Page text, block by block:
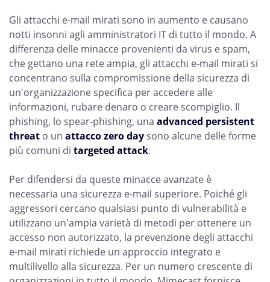
Gli attacchi e-mail mirati sono in aumento e causano
notti insonni agli amministratori IT di tutto il mondo. A
differenza delle minacce provenienti da virus e spam,
che gettano una rete ampia, gli attacchi e-mail mirati si
concentrano sulla compromissione della sicurezza di
un'organizzazione specifica per accedere alle
informazioni, rubare denaro o creare scompiglio. Il
phishing, lo spear-phishing, una advanced persistent
threat o un attacco zero daysono alcune delle forme
più comuni di targeted attack.
Per difendersi da queste minacce avanzate è
necessaria una sicurezza e-mail superiore. Poiché gli
aggressori cercano qualsiasi punto di vulnerabilità e
utilizzano un'ampia varietà di metodi per ottenere un
accesso non autorizzato, la prevenzione degli attacchi
e-mail mirati richiede un approccio integrato e
multilivello alla sicurezza. Per un numero crescente di